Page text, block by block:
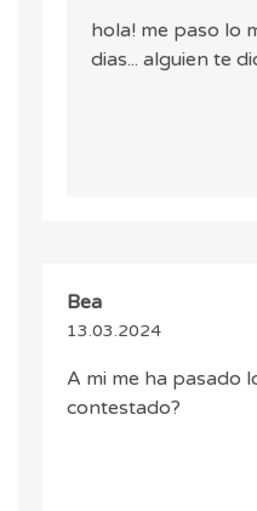
hola! me paso lo
dias... alguien te
Bea
13.03.2024
A mi me ha pasado
contestado?